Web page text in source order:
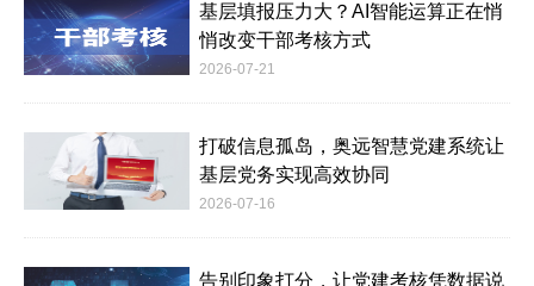
基层填报压力大？AI智能运算正在悄
悄改变干部考核方式
2026-07-21
打破信息孤岛，奥远智慧党建系统让
基层党务实现高效协同
2026-07-16
告别印象打分，让党建考核凭数据说